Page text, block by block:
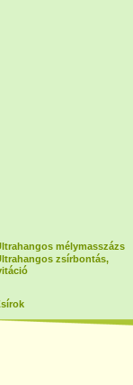
mélymasszázs
zsírbontás,